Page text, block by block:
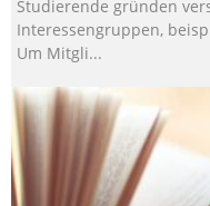
Studierende gründen
Interessengruppen,
Um Mitgli...